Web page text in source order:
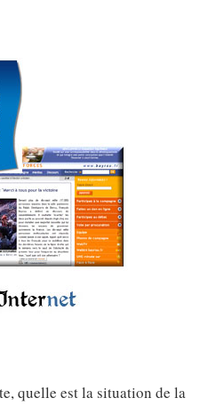
quelle est la situation de la